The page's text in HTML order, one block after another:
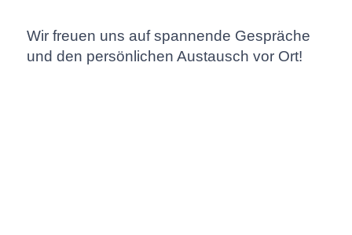
Wir freuen uns auf spannende Gespräche
und den persönlichen Austausch vor Ort!